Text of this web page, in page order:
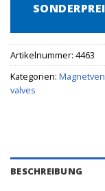
Artikelnummer: 4463
Kategorien:
valves
BESCHREIBUNG